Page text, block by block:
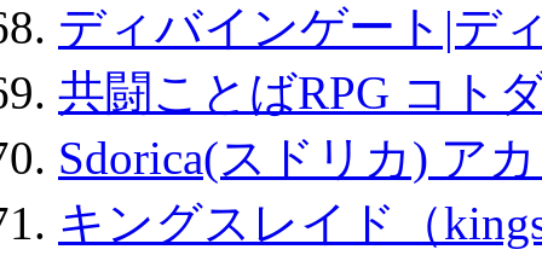
ディバインゲート|デ
共闘ことばRPG コト
Sdorica(スドリカ) ア
キングスレイド（